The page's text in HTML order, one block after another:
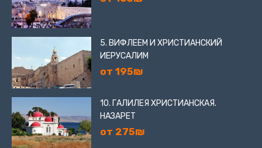
5. ВИФЛЕЕМ И ХРИСТИАНСКИЙ
ИЕРУСАЛИМ
от 195₪
10. ГАЛИЛЕЯ ХРИСТИАНСКАЯ.
НАЗАРЕТ
от 275₪